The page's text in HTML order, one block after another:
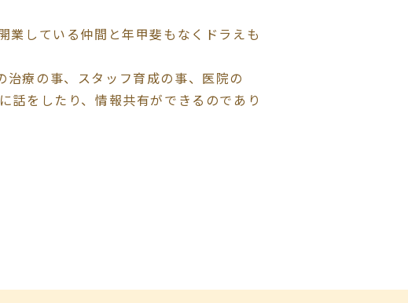
業している仲間と年甲斐もなくドラえも
療の事、スタッフ育成の事、医院の
話をしたり、情報共有ができるのであり